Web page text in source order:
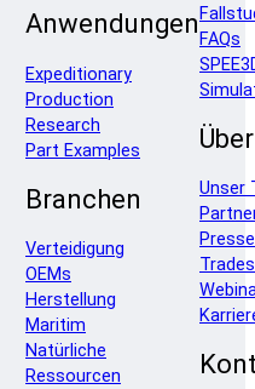
Anwendungen
Expeditionary
Production
Research
Part Examples
Branchen
Verteidigung
OEMs
Herstellung
Maritim
Natürliche
Ressourcen
FAQs
Über
Unser